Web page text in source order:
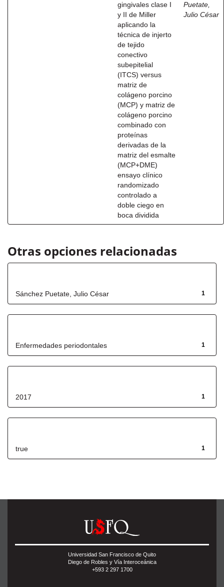
gingivales clase I
y II de Miller
aplicando la
técnica de injerto
de tejido
conectivo
subepitelial
(ITCS) versus
matriz de
colágeno porcino
(MCP) y matriz de
colágeno porcino
combinado con
proteínas
derivadas de la
matriz del esmalte
(MCP+DME)
ensayo clínico
randomizado
controlado a
doble ciego en
boca dividida
Puetate,
Julio César
Otras opciones relacionadas
1
Sánchez Puetate, Julio César
1
Enfermedades periodontales
1
2017
1
true
Universidad San Francisco de Quito
Diego de Robles y Vía Interoceánica
+593 2 297 1700